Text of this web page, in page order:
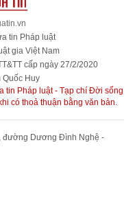
tin Pháp luật
gia Việt Nam
cấp ngày 27/2/2020
Quốc Huy
tin Pháp luật - Tạp chí Đời sống
có thoả thuận bằng văn bản.
đường Dương Đình Nghệ -